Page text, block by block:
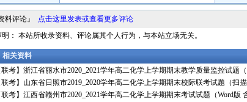
料评论』 点击这里发表或查看更多评论
： 本站所收录资料、评论属其个人行为，与本站立场无关。
相关资料
联考】浙江省丽水市2020_2021学年高二化学上学期期末教学质量监控试题
联考】山东省日照市2019_2020学年高二化学上学期期末校际联考试题（扫描
联考】江西省赣州市2020_2021学年高二化学上学期期末考试试题（Word版